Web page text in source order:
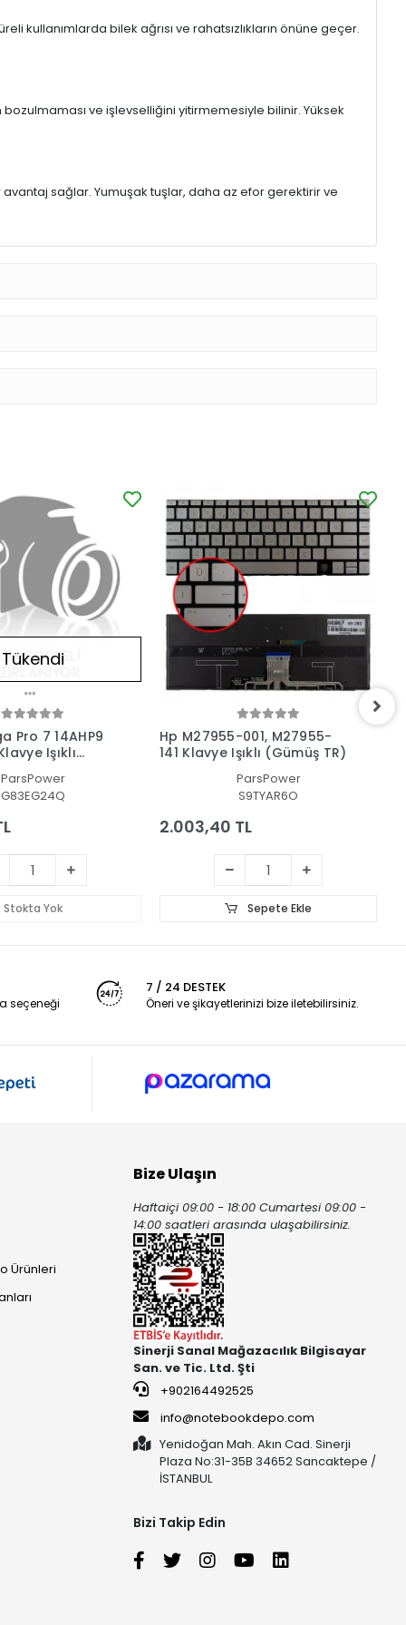
kullanımlarda bilek ağrısı ve rahatsızlıkların önüne geçer.
ve işlevselliğini yitirmemesiyle bilinir. Yüksek
avantaj sağlar. Yumuşak tuşlar, daha az efor gerektirir ve
Tükendi
Pro 7 14AHP9
Işıklı
ParsPower
G83EG24Q
Stokta Yok
Hp M27955-001, M27955-
141 Klavye Işıklı (Gümüş TR)
ParsPower
S9TYAR6O
2.003,40 TL
Sepete Ekle
seçeneği
7 / 24 DESTEK
Öneri ve şikayetlerinizi bize iletebilirsiniz.
Ürünleri
Bize Ulaşın
Haftaiçi 09:00 - 18:00 Cumartesi 09:00 -
14:00 saatleri arasında ulaşabilirsiniz.
Sinerji Sanal Mağazacılık Bilgisayar
San. ve Tic. Ltd. Şti
+902164492525
info@notebookdepo.com
Yenidoğan Mah. Akın Cad. Sinerji
Plaza No:31-35B 34652 Sancaktepe /
İSTANBUL
Bizi Takip Edin